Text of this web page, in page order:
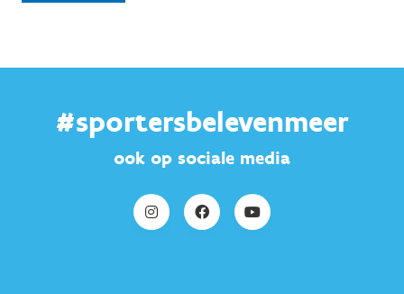
#sportersbelevenmeer
ook op sociale media